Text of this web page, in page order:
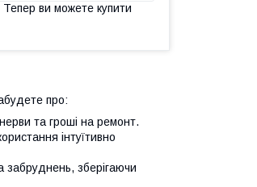
Тепер ви можете купити
про:
та гроші на ремонт.
інтуїтивно
зберігаючи